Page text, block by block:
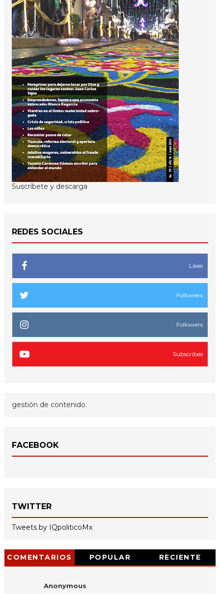
Suscríbete y descarga
REDES SOCIALES
Likes
Followers
Followers
Subscribes
gestión de contenido.
FACEBOOK
TWITTER
Tweets by IQpoliticoMx
COMENTARIOS POPULAR RECIENTE
Anonymous